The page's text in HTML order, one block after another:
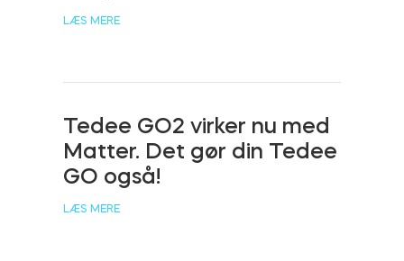
Adaptere
Tedee Keypad PRO
LÆS MERE
Tedee GO2 virker nu med
Matter. Det gør din Tedee
GO også!
LÆS MERE